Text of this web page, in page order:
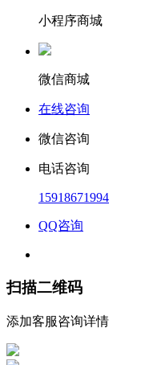
小程序商城
微信商城
在线咨询
微信咨询
电话咨询
15918671994
QQ咨询
扫描二维码
添加客服咨询详情